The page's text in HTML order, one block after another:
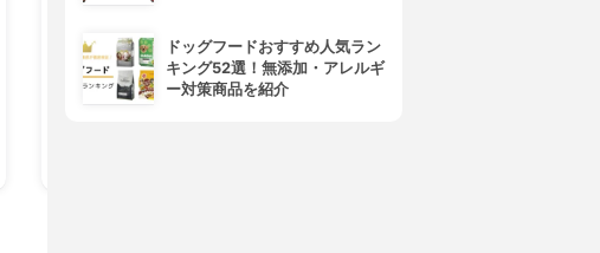
d program(d プログラム)
バイタライジング＆クリア ロ
ALBION(アルビオン)
ドッグフードおすすめ人気ラン
キング52選！無添加・アレルギ
ー対策商品を紹介